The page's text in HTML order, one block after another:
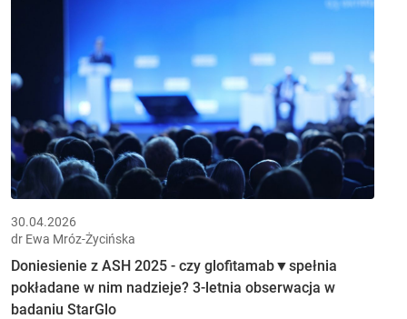
30.04.2026
dr Ewa Mróz-Życińska
Doniesienie z ASH 2025 - czy glofitamab▼spełnia
pokładane w nim nadzieje? 3-letnia obserwacja w
badaniu StarGlo